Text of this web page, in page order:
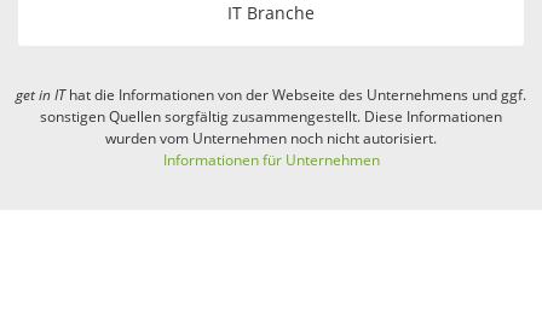
IT Branche
get in IThat die Informationen von der Webseite des Unternehmens und ggf.
sonstigen Quellen sorgfältig zusammengestellt. Diese Informationen
wurden vom Unternehmen noch nicht autorisiert.
Informationen für Unternehmen